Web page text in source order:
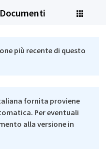
Documenti
più recente di questo
fornita proviene
Per eventuali
alla versione in